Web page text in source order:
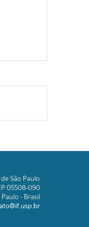
São Paulo
05508-090
- Brasil